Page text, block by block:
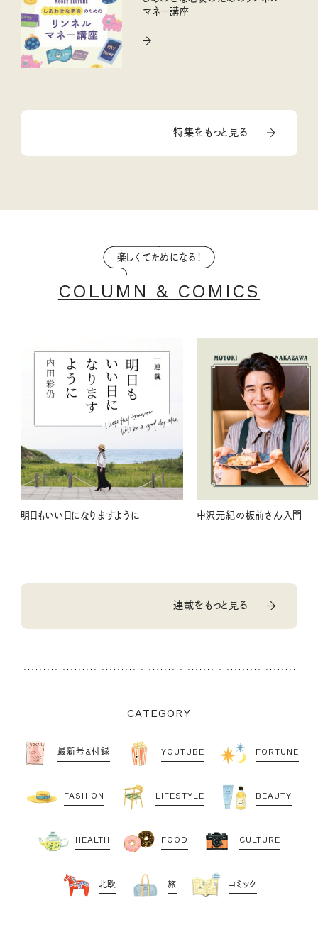
マネー講座
特集をもっと見る
楽しくてためになる！
COLUMN & COMICS
明日もいい日になりますように 中沢元紀の板前さん入門
連載をもっと見る
CATEGORY
最新号&付録 YOUTUBE FORTUNE
FASHION LIFESTYLE BEAUTY
HEALTH FOOD CULTURE
北欧 旅 コミック